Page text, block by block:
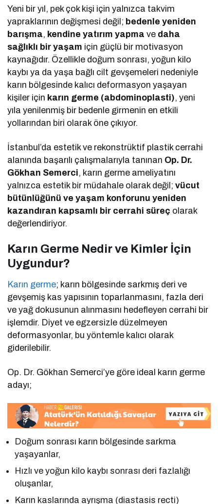
Yeni bir yıl, pek çok kişi için yalnızca takvim
yapraklarının değişmesi değil; bedenle yeniden
barışma, kendine yatırım yapma ve daha
sağlıklı bir yaşam için güçlü bir motivasyon
kaynağıdır. Özellikle doğum sonrası, yoğun kilo
kaybı ya da yaşa bağlı cilt gevşemeleri nedeniyle
karın bölgesinde kalıcı deformasyon yaşayan
kişiler için karın germe (abdominoplasti), yeni
yıla yenilenmiş bir bedenle girmenin en etkili
yollarından biri olarak öne çıkıyor.
İstanbul’da estetik ve rekonstrüktif plastik cerrahi
alanında başarılı çalışmalarıyla tanınan Op. Dr.
Gökhan Semerci, karın germe ameliyatını
yalnızca estetik bir müdahale olarak değil;vücut
bütünlüğünü ve yaşam konforunu yeniden
kazandıran kapsamlı bir cerrahi süreç olarak
değerlendiriyor.
Karın Germe Nedir ve Kimler İçin
Uygundur?
Karın germe; karın bölgesinde sarkmış deri ve
gevşemiş kas yapısının toparlanmasını, fazla deri
ve yağ dokusunun alınmasını hedefleyen cerrahi bir
işlemdir. Diyet ve egzersizle düzelmeyen
deformasyonlar, bu yöntemle kalıcı olarak
giderilebilir.
Op. Dr. Gökhan Semerci’ye göre ideal karın germe
adayı;
Doğum sonrası karın bölgesinde sarkma
yaşayanlar,
Hızlı ve yoğun kilo kaybı sonrası deri fazlalığı
oluşanlar,
Karın kaslarında ayrışma (diastasis recti)